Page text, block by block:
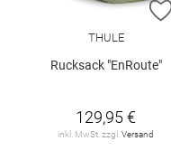
THULE
Rucksack "EnRoute"
129,95 €
inkl. MwSt. zzgl. Versand